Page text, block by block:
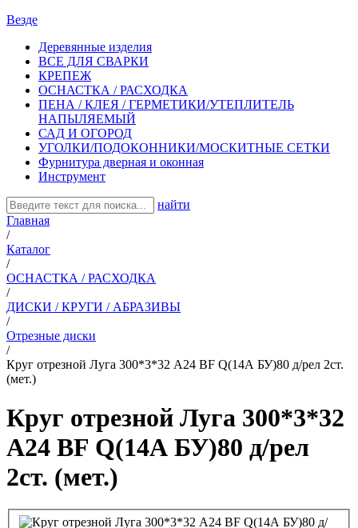
Везде
Деревянные изделия
ВСЕ ДЛЯ СВАРКИ
КРЕПЕЖ
ОСНАСТКА / РАСХОДКА
ПЕНА / КЛЕЯ / ГЕРМЕТИКИ/УТЕПЛИТЕЛЬ
НАПЫЛЯЕМЫЙ
САД И ОГОРОД
УГОЛКИ/ПОДОКОННИКИ/МОСКИТНЫЕ СЕТКИ
Фурнитура дверная и оконная
Инструмент
найти
Главная
/
Каталог
/
ОСНАСТКА / РАСХОДКА
/
ДИСКИ / КРУГИ / АБРАЗИВЫ
/
Отрезные диски
/
Круг отрезной Луга 300*3*32 А24 BF Q(14А БУ)80 д/рел 2ст.
(мет.)
Круг отрезной Луга 300*3*32
А24 BF Q(14А БУ)80 д/рел
2ст. (мет.)